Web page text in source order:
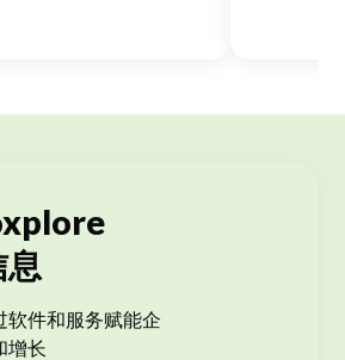
息
软件和服务赋能企
增长